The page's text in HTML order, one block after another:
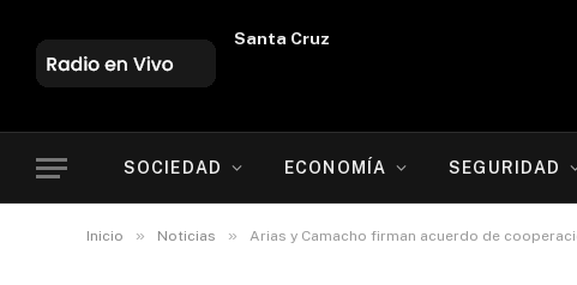
Oruro
SOCIEDAD ECONOMÍA SEGURIDAD
Inicio » Noticias » Arias y Camacho firman acuerdo de